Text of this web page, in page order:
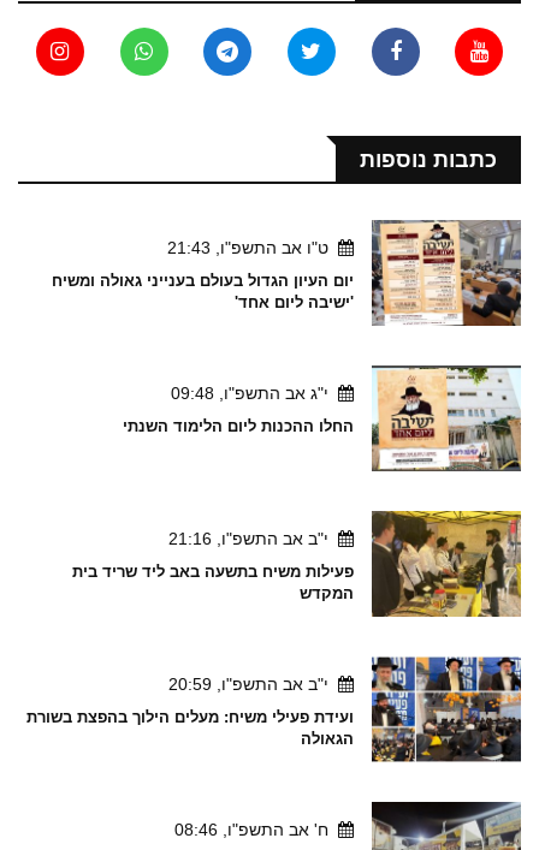
כתבות נוספות
ט"ו אב התשפ"ו, 21:43
יום העיון הגדול בעולם בענייני גאולה ומשיח
'ישיבה ליום אחד'
י"ג אב התשפ"ו, 09:48
החלו ההכנות ליום הלימוד השנתי
י"ב אב התשפ"ו, 21:16
פעילות משיח בתשעה באב ליד שריד בית
המקדש
י"ב אב התשפ"ו, 20:59
ועידת פעילי משיח: מעלים הילוך בהפצת בשורת
הגאולה
ח' אב התשפ"ו, 08:46